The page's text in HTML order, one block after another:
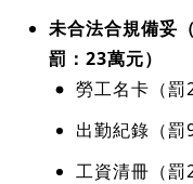
未合法合規備妥
罰：23萬元）
勞工名卡（罰
出勤紀錄（罰
工資清冊（罰